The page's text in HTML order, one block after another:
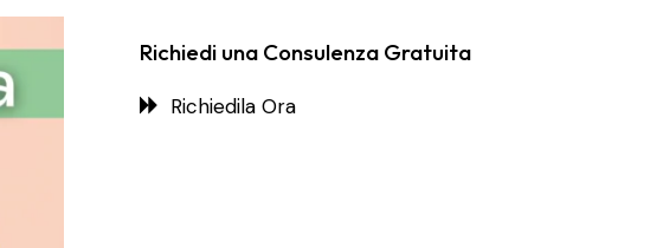
Richiedi una Consulenza Gratuita
Richiedila Ora